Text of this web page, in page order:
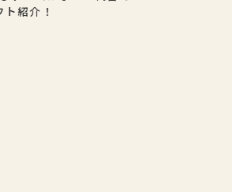
紹介！